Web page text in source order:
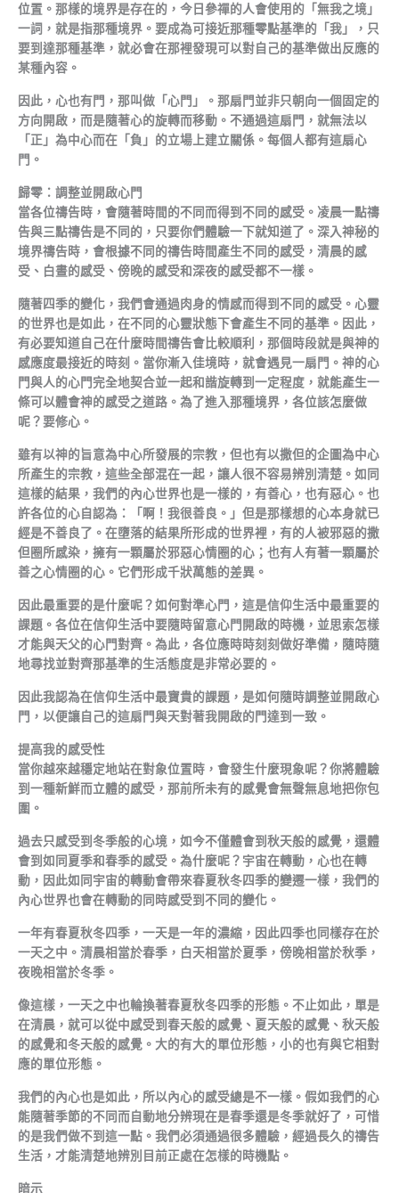
位置。那樣的境界是存在的，今日參禪的人會使用的「無我之境」
一詞，就是指那種境界。要成為可接近那種零點基準的「我」，只
要到達那種基準，就必會在那裡發現可以對自己的基準做出反應的
某種內容。
因此，心也有門，那叫做「心門」。那扇門並非只朝向一個固定的
方向開啟，而是隨著心的旋轉而移動。不通過這扇門，就無法以
「正」為中心而在「負」的立場上建立關係。每個人都有這扇心
門。
歸零：調整並開啟心門
當各位禱告時，會隨著時間的不同而得到不同的感受。凌晨一點禱
告與三點禱告是不同的，只要你們體驗一下就知道了。深入神秘的
境界禱告時，會根據不同的禱告時間產生不同的感受，清晨的感
受、白晝的感受、傍晚的感受和深夜的感受都不一樣。
隨著四季的變化，我們會通過肉身的情感而得到不同的感受。心靈
的世界也是如此，在不同的心靈狀態下會產生不同的基準。因此，
有必要知道自己在什麼時間禱告會比較順利，那個時段就是與神的
感應度最接近的時刻。當你漸入佳境時，就會遇見一扇門。神的心
門與人的心門完全地契合並一起和諧旋轉到一定程度，就能產生一
條可以體會神的感受之道路。為了進入那種境界，各位該怎麼做
呢？要修心。
雖有以神的旨意為中心所發展的宗教，但也有以撒但的企圖為中心
所產生的宗教，這些全部混在一起，讓人很不容易辨別清楚。如同
這樣的結果，我們的內心世界也是一樣的，有善心，也有惡心。也
許各位的心自認為：「啊！我很善良。」但是那樣想的心本身就已
經是不善良了。在墮落的結果所形成的世界裡，有的人被邪惡的撒
但圈所感染，擁有一顆屬於邪惡心情圈的心；也有人有著一顆屬於
善之心情圈的心。它們形成千狀萬態的差異。
因此最重要的是什麼呢？如何對準心門，這是信仰生活中最重要的
課題。各位在信仰生活中要隨時留意心門開啟的時機，並思索怎樣
才能與天父的心門對齊。為此，各位應時時刻刻做好準備，隨時隨
地尋找並對齊那基準的生活態度是非常必要的。
因此我認為在信仰生活中最寶貴的課題，是如何隨時調整並開啟心
門，以便讓自己的這扇門與天對著我開啟的門達到一致。
提高我的感受性
當你越來越穩定地站在對象位置時，會發生什麼現象呢？你將體驗
到一種新鮮而立體的感受，那前所未有的感覺會無聲無息地把你包
圍。
過去只感受到冬季般的心境，如今不僅體會到秋天般的感覺，還體
會到如同夏季和春季的感受。為什麼呢？宇宙在轉動，心也在轉
動，因此如同宇宙的轉動會帶來春夏秋冬四季的變遷一樣，我們的
內心世界也會在轉動的同時感受到不同的變化。
一年有春夏秋冬四季，一天是一年的濃縮，因此四季也同樣存在於
一天之中。清晨相當於春季，白天相當於夏季，傍晚相當於秋季，
夜晚相當於冬季。
像這樣，一天之中也輪換著春夏秋冬四季的形態。不止如此，單是
在清晨，就可以從中感受到春天般的感覺、夏天般的感覺、秋天般
的感覺和冬天般的感覺。大的有大的單位形態，小的也有與它相對
應的單位形態。
我們的內心也是如此，所以內心的感受總是不一樣。假如我們的心
能隨著季節的不同而自動地分辨現在是春季還是冬季就好了，可惜
的是我們做不到這一點。我們必須通過很多體驗，經過長久的禱告
生活，才能清楚地辨別目前正處在怎樣的時機點。
暗示